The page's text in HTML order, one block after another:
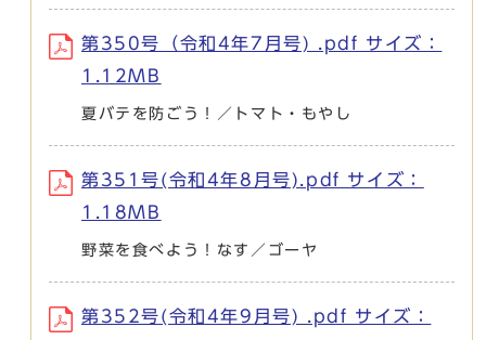
第350号（令和4年7月号) .pdf サイズ：
1.12MB
夏バテを防ごう！／トマト・もやし
第351号(令和4年8月号).pdf サイズ：
1.18MB
野菜を食べよう！なす／ゴーヤ
第352号(令和4年9月号) .pdf サイズ：